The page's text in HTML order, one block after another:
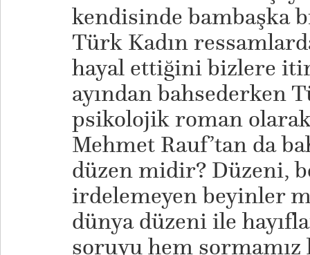
kendisinde bambaşka
Türk Kadın
hayal ettiğini bizlere
ayından bahsederken
psikolojik roman
Mehmet Rauf’tan da
düzen midir? Düzeni,
irdelemeyen beyinler
dünya düzeni ile
soruyu hem sormamız